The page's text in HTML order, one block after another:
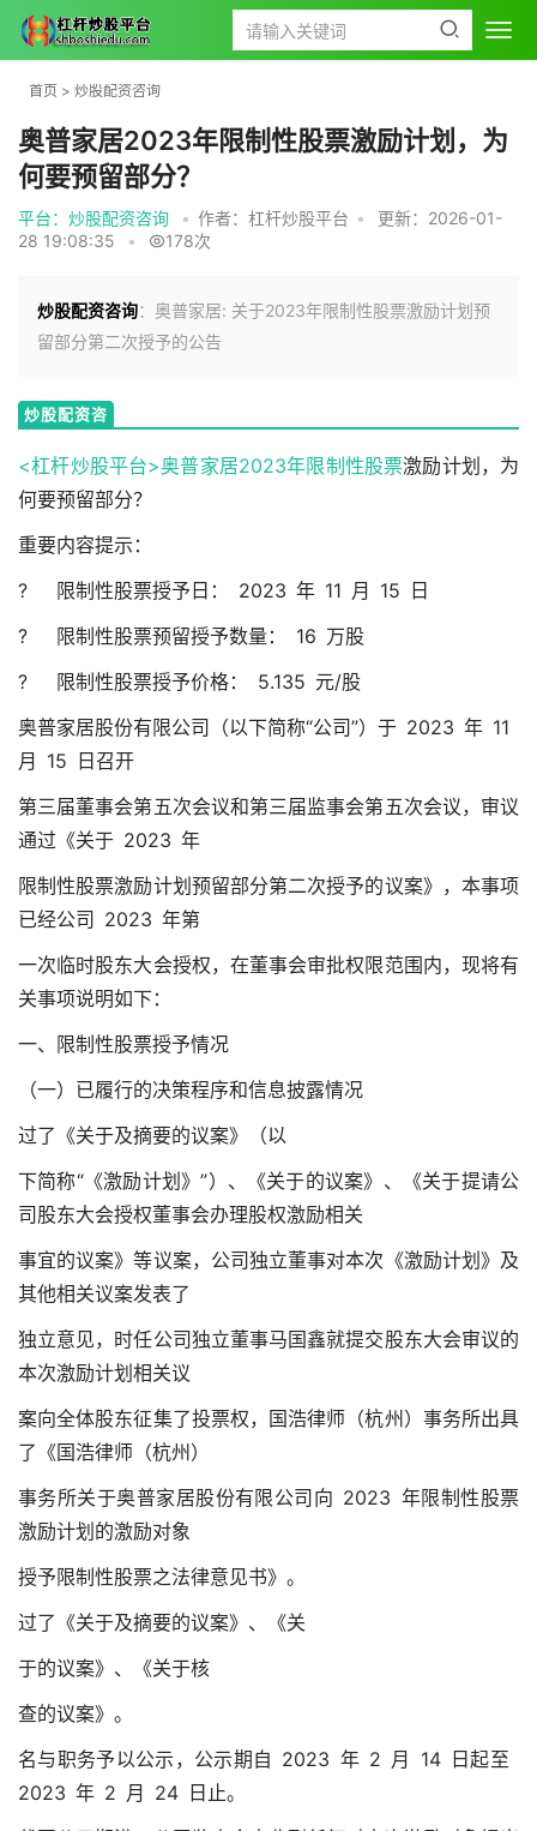
首页 > 炒股配资咨询
奥普家居2023年限制性股票激励计划，为
何要预留部分？
平台：炒股配资咨询 • 作者：杠杆炒股平台 •
更新：2026-01-
28 19:08:35
• 178次
炒股配资咨询：奥普家居: 关于2023年限制性股票激励计划预
留部分第二次授予的公告
炒股配资咨
<杠杆炒股平台>奥普家居2023年限制性股票激励计划，为
何要预留部分？
重要内容提示：
? 限制性股票授予日： 2023 年 11 月 15 日
? 限制性股票预留授予数量： 16 万股
? 限制性股票授予价格： 5.135 元/股
奥普家居股份有限公司（以下简称“公司”）于 2023 年 11
月 15 日召开
第三届董事会第五次会议和第三届监事会第五次会议，审议
通过《关于 2023 年
限制性股票激励计划预留部分第二次授予的议案》，本事项
已经公司 2023 年第
一次临时股东大会授权，在董事会审批权限范围内，现将有
关事项说明如下：
一、限制性股票授予情况
（一）已履行的决策程序和信息披露情况
过了《关于及摘要的议案》（以
下简称“《激励计划》”）、《关于的议案》、《关于提请公
司股东大会授权董事会办理股权激励相关
事宜的议案》等议案，公司独立董事对本次《激励计划》及
其他相关议案发表了
独立意见，时任公司独立董事马国鑫就提交股东大会审议的
本次激励计划相关议
案向全体股东征集了投票权，国浩律师（杭州）事务所出具
了《国浩律师（杭州）
事务所关于奥普家居股份有限公司向 2023 年限制性股票
激励计划的激励对象
授予限制性股票之法律意见书》。
过了《关于及摘要的议案》、《关
于的议案》、《关于核
查的议案》。
名与职务予以公示，公示期自 2023 年 2 月 14 日起至
2023 年 2 月 24 日止。